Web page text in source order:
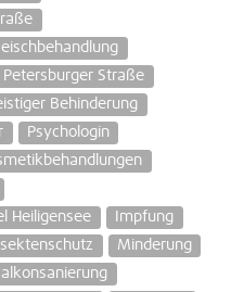
Straße
Behinderung
Psychologin
Heiligensee
Impfung
Minderung